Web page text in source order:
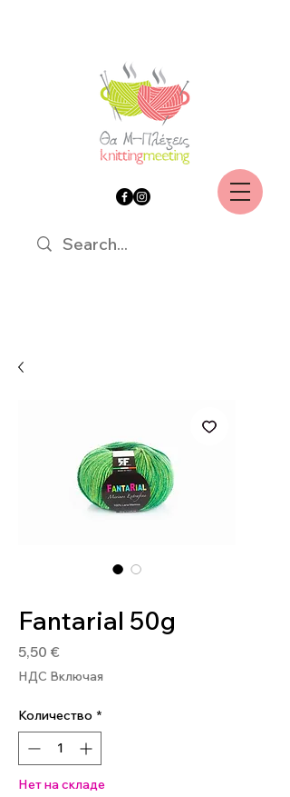
Fantarial 50g
5,50 €
НДС Включая
Количество *
Нет на складе